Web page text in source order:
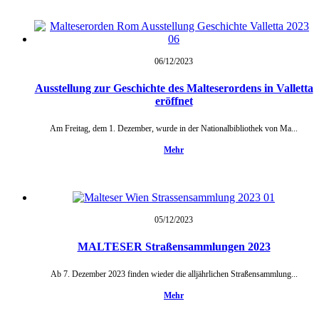
06/12/2023
Ausstellung zur Geschichte des Malteserordens in Valletta
eröffnet
Am Freitag, dem 1. Dezember, wurde in der Nationalbibliothek von Ma...
Mehr
05/12/2023
MALTESER Straßensammlungen 2023
Ab 7. Dezember 2023 finden wieder die alljährlichen Straßensammlung...
Mehr